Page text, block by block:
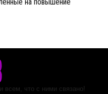
на повышение
что с ними связано!